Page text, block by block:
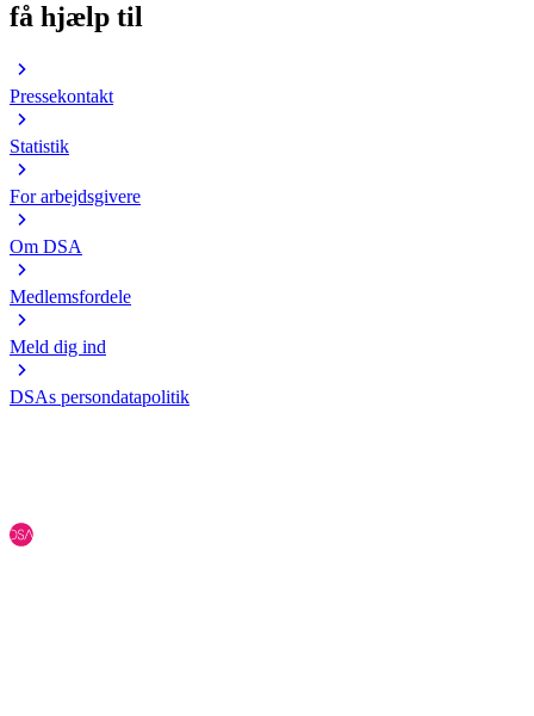
få hjælp til
Pressekontakt
Statistik
For arbejdsgivere
Om DSA
Medlemsfordele
Meld dig ind
DSAs persondatapolitik